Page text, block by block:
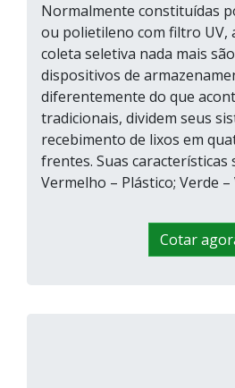
Normalmente constituídas
ou polietileno com filtro UV,
coleta seletiva nada mais
dispositivos de
diferentemente do que
tradicionais, dividem seus
recebimento de lixos em
frentes. Suas características
Vermelho – Plástico; Verde –
Cotar